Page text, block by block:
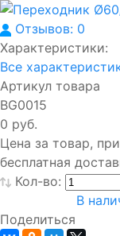
Отзывов: 0
Характеристики:
Все
Артикул товара
BG0015
0 руб.
Цена за товар,
бесплатная
Кол-во:
В
Поделиться